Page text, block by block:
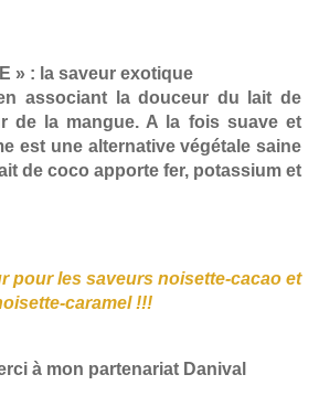
» : la saveur exotique
associant la douceur du lait de
de la mangue. A la fois suave et
est une alternative végétale saine
de coco apporte fer, potassium et
pour les saveurs noisette-cacao et
caramel !!!
à mon partenariat Danival